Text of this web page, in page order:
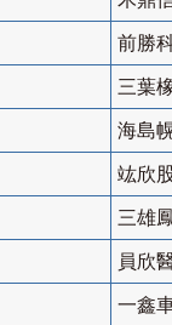
前勝
三葉
海島
竑欣
三雄
員欣
一鑫